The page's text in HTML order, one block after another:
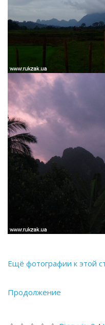
Ещё фотографии к этой
Продолжение